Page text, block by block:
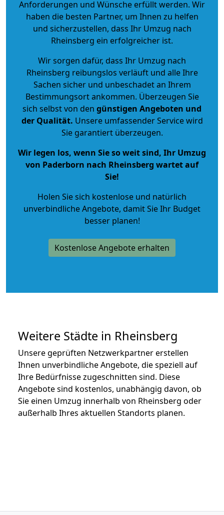
Anforderungen und Wünsche erfüllt werden. Wir
haben die besten Partner, um Ihnen zu helfen
und sicherzustellen, dass Ihr Umzug nach
Rheinsberg ein erfolgreicher ist.
Wir sorgen dafür, dass Ihr Umzug nach
Rheinsberg reibungslos verläuft und alle Ihre
Sachen sicher und unbeschadet an Ihrem
Bestimmungsort ankommen. Überzeugen Sie
sich selbst von den günstigen Angeboten und
der Qualität. Unsere umfassender Service wird
Sie garantiert überzeugen.
Wir legen los, wenn Sie so weit sind, Ihr Umzug
von Paderborn nach Rheinsberg wartet auf
Sie!
Holen Sie sich kostenlose und natürlich
unverbindliche Angebote, damit Sie Ihr Budget
besser planen!
Kostenlose Angebote erhalten
Weitere Städte in Rheinsberg
Unsere geprüften Netzwerkpartner erstellen
Ihnen unverbindliche Angebote, die speziell auf
Ihre Bedürfnisse zugeschnitten sind. Diese
Angebote sind kostenlos, unabhängig davon, ob
Sie einen Umzug innerhalb von Rheinsberg oder
außerhalb Ihres aktuellen Standorts planen.